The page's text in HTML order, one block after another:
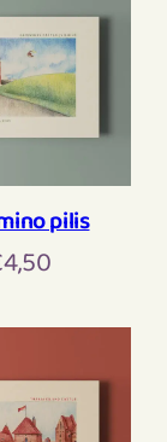
pilis
4,50